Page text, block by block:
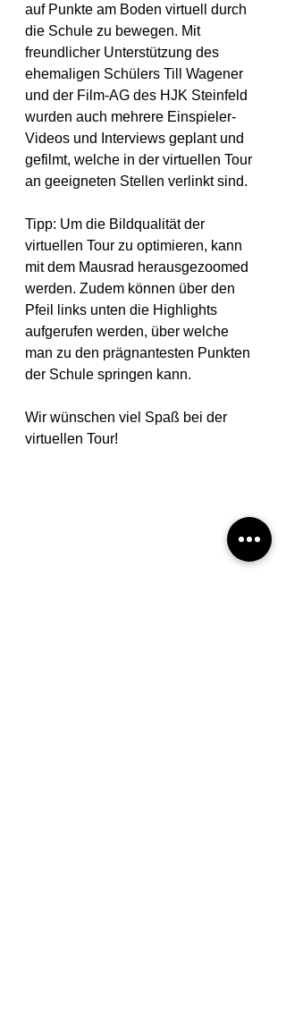
auf Punkte am Boden virtuell durch
die Schule zu bewegen. Mit
freundlicher Unterstützung des
ehemaligen Schülers Till Wagener
und der Film-AG des HJK Steinfeld
wurden auch mehrere Einspieler-
Videos und Interviews geplant und
gefilmt, welche in der virtuellen Tour
an geeigneten Stellen verlinkt sind.
Tipp: Um die Bildqualität der
virtuellen Tour zu optimieren, kann
mit dem Mausrad herausgezoomed
werden. Zudem können über den
Pfeil links unten die Highlights
aufgerufen werden, über welche
man zu den prägnantesten Punkten
der Schule springen kann.
Wir wünschen viel Spaß bei der
virtuellen Tour!